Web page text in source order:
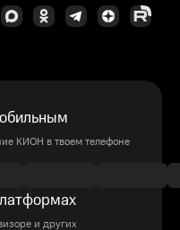
КИОН в твоем телефоне
и других